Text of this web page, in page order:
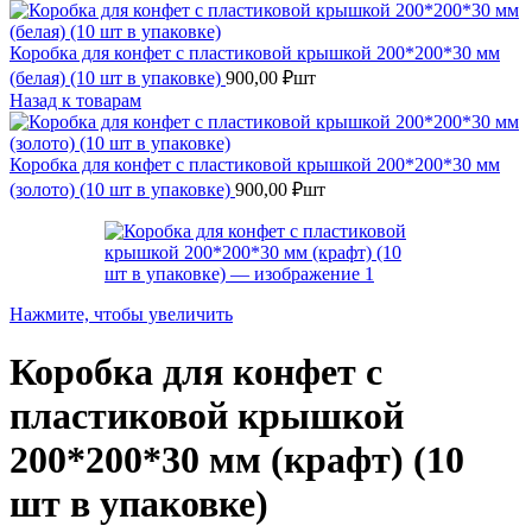
Коробка для конфет с пластиковой крышкой 200*200*30 мм
(белая) (10 шт в упаковке) 900,00 ₽шт
Назад к товарам
Коробка для конфет с пластиковой крышкой 200*200*30 мм
(золото) (10 шт в упаковке) 900,00 ₽шт
Нажмите, чтобы увеличить
Коробка для конфет с
пластиковой крышкой
200*200*30 мм (крафт) (10
шт в упаковке)